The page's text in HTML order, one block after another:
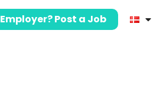
Employer? Post a Job